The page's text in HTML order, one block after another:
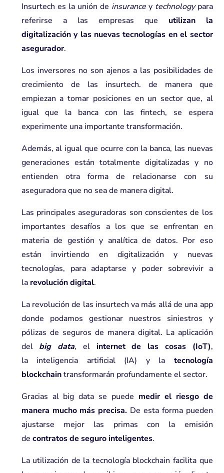
Insurtech es la unión de insurancey technologypara
referirse a las empresas que utilizan la
digitalización y las nuevas tecnologías en el sector
asegurador.
Los inversores no son ajenos a las posibilidades de
crecimiento de las insurtech. de manera que
empiezan a tomar posiciones en un sector que, al
igual que la banca con las fintech, se espera
experimente una importante transformación.
Además, al igual que ocurre con la banca, las nuevas
generaciones están totalmente digitalizadas y no
entienden otra forma de relacionarse con su
aseguradora que no sea de manera digital.
Las principales aseguradoras son conscientes de los
importantes desafíos a los que se enfrentan en
materia de gestión y analítica de datos. Por eso
están invirtiendo en digitalización y nuevas
tecnologías, para adaptarse y poder sobrevivir a
la revolución digital.
La revolución de las insurtech va más allá de una app
donde podamos gestionar nuestros siniestros y
pólizas de seguros de manera digital. La aplicación
del big data, el internet de las cosas (IoT),
la inteligencia artificial (IA) y la tecnología
blockchaintransformarán profundamente el sector.
Gracias al big data se puede medir el riesgo de
manera mucho más precisa. De esta forma pueden
ajustarse mejor las primas con la emisión
de contratos de seguro inteligentes.
La utilización de la tecnología blockchain facilita que